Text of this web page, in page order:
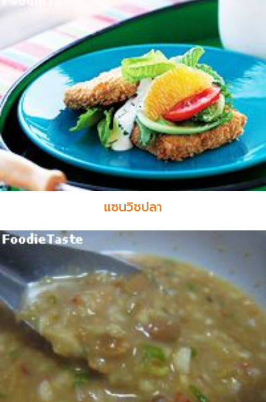
แซนวิชปลา